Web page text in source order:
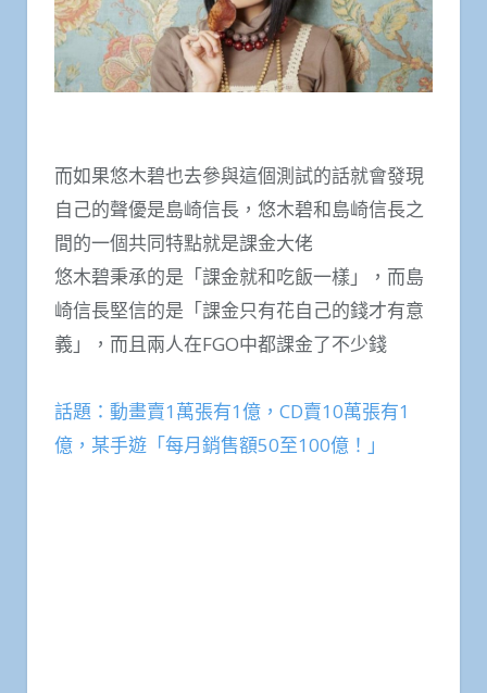
而如果悠木碧也去參與這個測試的​​話就會發現
自己的聲優是島崎信長，悠木碧和島崎信長之
間的一個共同特點就是課金大佬
悠木碧秉承的是「課金就和吃飯一樣」，而島
崎信長堅信的是「課金只有花自己的錢才有意
義」，而且兩人在FGO中都課金了不少錢
話題：動畫賣1萬張有1億，CD賣10萬張有1
億，某手遊「每月銷售額50至100億！」